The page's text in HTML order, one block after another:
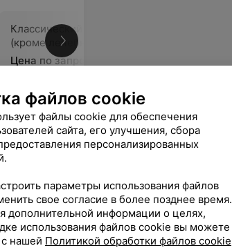
Классический общий массаж
(кроме лечебного)
Цена по запросу
то вам точно сюда! Еще
файлов cookie
файлы cookie для обеспечения
сайта, его улучшения, сбора
персонализированных
параметры использования файлов
свое согласие в более позднее время.
дополнительной информации о целях,
использования файлов cookie вы можете
с нашей Политикой обработки файлов cookie